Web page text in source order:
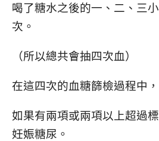
喝了糖水之後的一、二、三
次。
（所以總共會抽四次血）
在這四次的血糖篩檢過程中，
如果有兩項或兩項以上超過
妊娠糖尿。